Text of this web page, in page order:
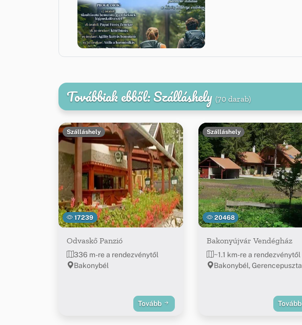
Továbbiak ebből: Szálláshely (70 darab)
17239
Szálláshely
Odvaskő Panzió
336 m-re a rendezvénytől
Bakonybél
Tovább
20468
Szálláshely
Bakonyújvár Vendégház
~1.1 km-re a rendezvénytől
Bakonybél, Gerencepuszta
Tovább